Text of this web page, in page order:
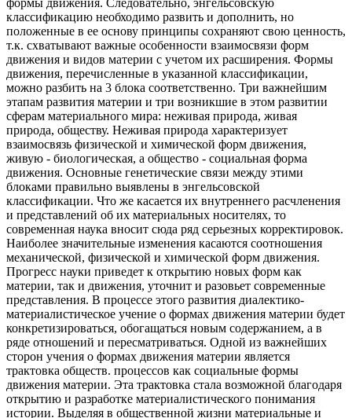
классификацию необходимо развить и дополнить, но
положенные в ее основу принципы сохраняют свою ценность,
т.к. схватывают важные особенности взаимосвязи форм
движения и видов материи с учетом их расширения. Формы
движения, перечисленные в указанной классификации,
можно разбить на 3 блока соответственно. Три важнейшим
этапам развития материи и три возникшие в этом развитии
сферам материального мира: неживая природа, живая
природа, обществу. Неживая природа характеризует
взаимосвязь физической и химической форм движения,
живую - биологическая, а общество - социальная форма
движения. Основные генетические связи между этими
блоками правильно выявлены в энгельсовской
классификации. Что же касается их внутреннего расчленения
и представлений об их материальных носителях, то
современная наука вносит сюда ряд серьезных корректировок.
Наиболее значительные изменения касаются соотношения
механической, физической и химической форм движения.
Прогресс науки приведет к открытию новых форм как
материи, так и движения, уточнит и разовьет современные
представления. В процессе этого развития диалектико-
материалистическое учение о формах движения материи будет
конкретизироваться, обогащаться новым содержанием, а в
ряде отношений и пересматриваться. Одной из важнейших
сторон учения о формах движения материи является
трактовка обществ. процессов как социальные формы
движения материи. Эта трактовка стала возможной благодаря
открытию и разработке материалистического понимания
истории. Выделяя в общественной жизни материальные и